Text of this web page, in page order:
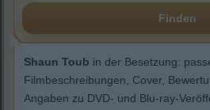
Finden
Shaun Toub in der Besetzung:
Filmbeschreibungen, Cover,
Angaben zu DVD- und Blu-ray-